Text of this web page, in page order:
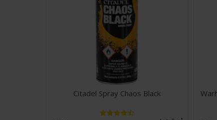
Citadel Spray Chaos Black